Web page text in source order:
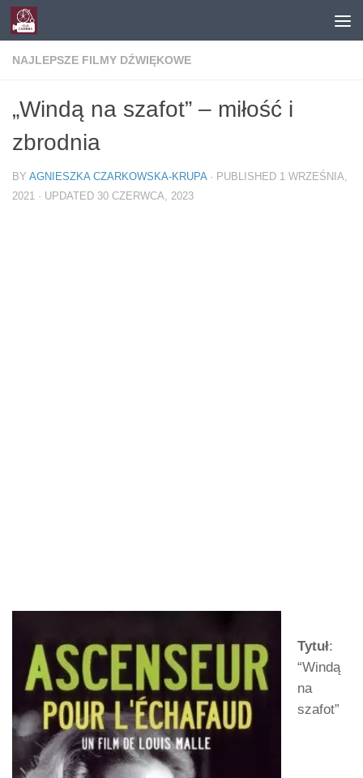
Skip to content
NAJLEPSZE FILMY DŹWIĘKOWE
„Windą na szafot” – miłość i
zbrodnia
BY AGNIESZKA CZARKOWSKA-KRUPA · PUBLISHED 1 WRZEŚNIA,
2021 · UPDATED 30 CZERWCA, 2023
Tytuł:
“Windą
na
szafot”